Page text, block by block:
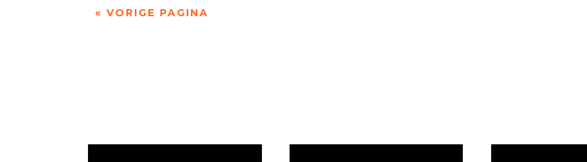
« VORIGE PAGINA